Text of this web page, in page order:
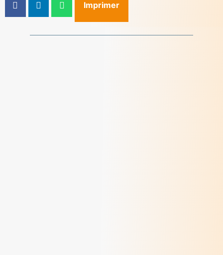
Imprimer